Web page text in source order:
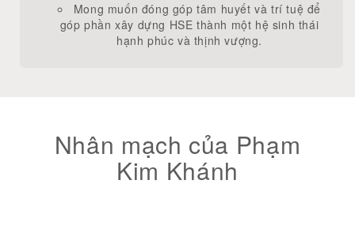
Mong muốn đóng góp tâm huyết và trí tuệ để
góp phần xây dựng HSE thành một hệ sinh thái
hạnh phúc và thịnh vượng.
Nhân mạch của Phạm
Kim Khánh